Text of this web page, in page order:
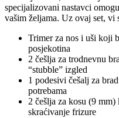
specijalizovani nastavci
vašim željama. Uz ovaj set,
Trimer za nos i uši koji
posjekotina
2 češlja za trodnevnu
“stubble” izgled
1 podesivi češalj za
potrebama
2 češlja za kosu (9
skraćivanje frizure